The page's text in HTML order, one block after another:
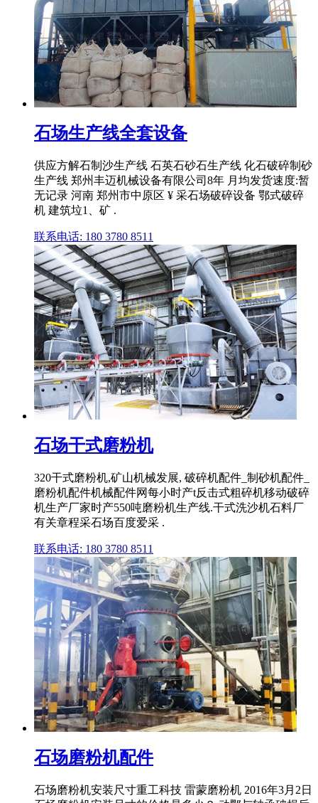
石场生产线全套设备
供应方解石制沙生产线 石英石砂石生产线 化石破碎制砂
生产线 郑州丰迈机械设备有限公司8年 月均发货速度:暂
无记录 河南 郑州市中原区 ¥ 采石场破碎设备 鄂式破碎
机 建筑垃1、矿 .
联系电话: 180 3780 8511
石场干式磨粉机
320干式磨粉机,矿山机械发展, 破碎机配件_制砂机配件_
磨粉机配件机械配件网每小时产t反击式粗碎机移动破碎
机生产厂家时产550吨磨粉机生产线.干式洗沙机石料厂
有关章程采石场百度爱采 .
联系电话: 180 3780 8511
石场磨粉机配件
石场磨粉机安装尺寸重工科技 雷蒙磨粉机 2016年3月2日